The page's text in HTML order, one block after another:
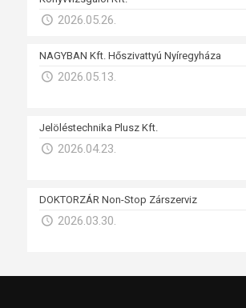
2026.05.26.
NAGYBAN Kft. Hőszivattyú Nyíregyháza
2026.05.13.
Jelöléstechnika Plusz Kft.
2026.04.23.
DOKTORZÁR Non-Stop Zárszerviz
2026.03.30.